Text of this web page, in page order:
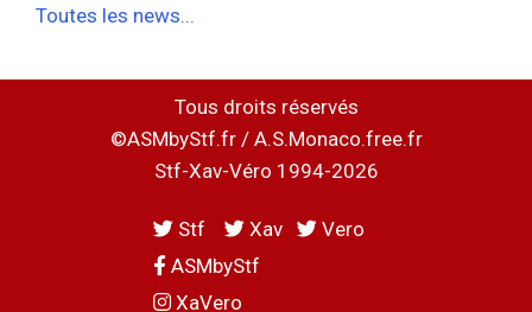
Toutes les news...
Tous droits réservés
©ASMbyStf.fr / A.S.Monaco.free.fr
Stf-Xav-Véro 1994-2026
Stf Xav
Vero
ASMbyStf
XaVero